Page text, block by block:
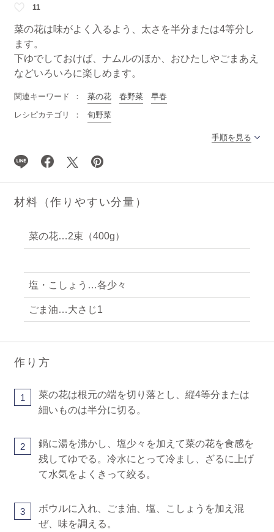
11
菜の花は味がよく入るよう、太さを半分または4等分し
ます。
下ゆでしておけば、ナムルのほか、おひたしやごまあえ
などいろいろに楽しめます。
関連キーワード 菜の花 春野菜
早春
レシピカテゴリ
旬野菜
手順を見る
材料（作りやすい分量）
菜の花…2束（400g）
塩・こしょう…各少々
ごま油…大さじ1
作り方
1
菜の花は根元の端を切り落とし、縦4等分または
細いものは半分に切る。
2
鍋に湯を沸かし、塩少々を加えて菜の花を食感を
残してゆでる。冷水にとって冷まし、ざるに上げ
て水気をよくきって絞る。
3
ボウルに入れ、ごま油、塩、こしょうを加え混
ぜ、味を調える。